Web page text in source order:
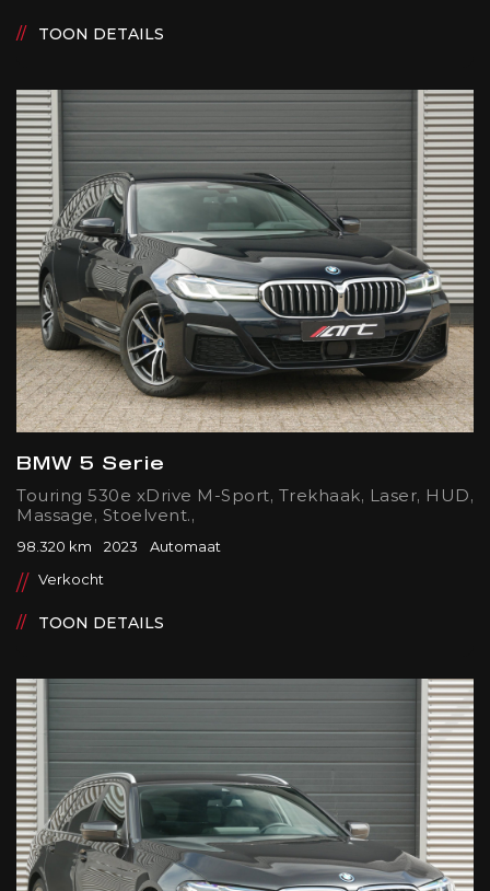
TOON DETAILS
BMW 5 Serie
Touring 530e xDrive M-Sport, Trekhaak, Laser, HUD,
Massage, Stoelvent.,
98.320 km 2023
Automaat
Verkocht
TOON DETAILS